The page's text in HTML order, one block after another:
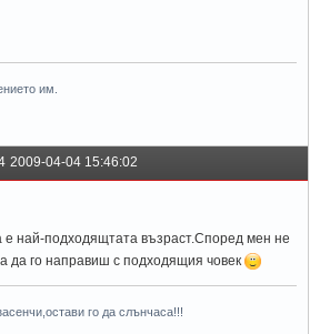
им.
2009-04-04 15:46:02
е най-подходящтата възраст.Според мен не
да го направиш с подходящия човек
го да слънчаса!!!